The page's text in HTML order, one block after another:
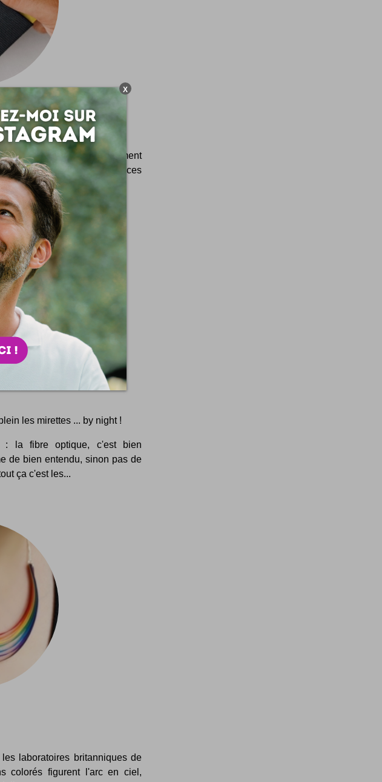
pure : voilà qui fait rudement
Supr Slim est de ces
les mirettes ... by night !
la fibre optique, c'est bien
de bien entendu, sinon pas de
ça c'est les...
laboratoires britanniques de
colorés figurent l'arc en ciel,
X